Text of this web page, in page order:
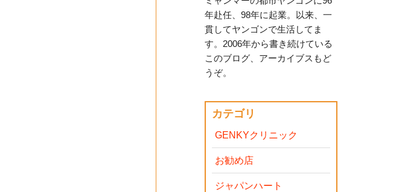
年赴任、98年に起業。以来、一
貫してヤンゴンで生活してま
す。2006年から書き続けている
このブログ、アーカイブスもど
うぞ。
カテゴリ
GENKYクリニック
お勧め店
ジャパンハート